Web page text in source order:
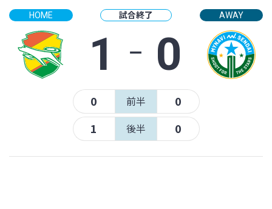
HOME 試合終了
1 ‐ 0
0 前半
0
1
後半 0
AWAY